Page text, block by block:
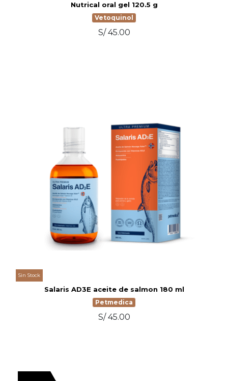
Nutrical oral gel 120.5 g
Vetoquinol
S/ 45.00
Sin Stock
Salaris AD3E aceite de salmon 180 ml
Petmedica
S/ 45.00